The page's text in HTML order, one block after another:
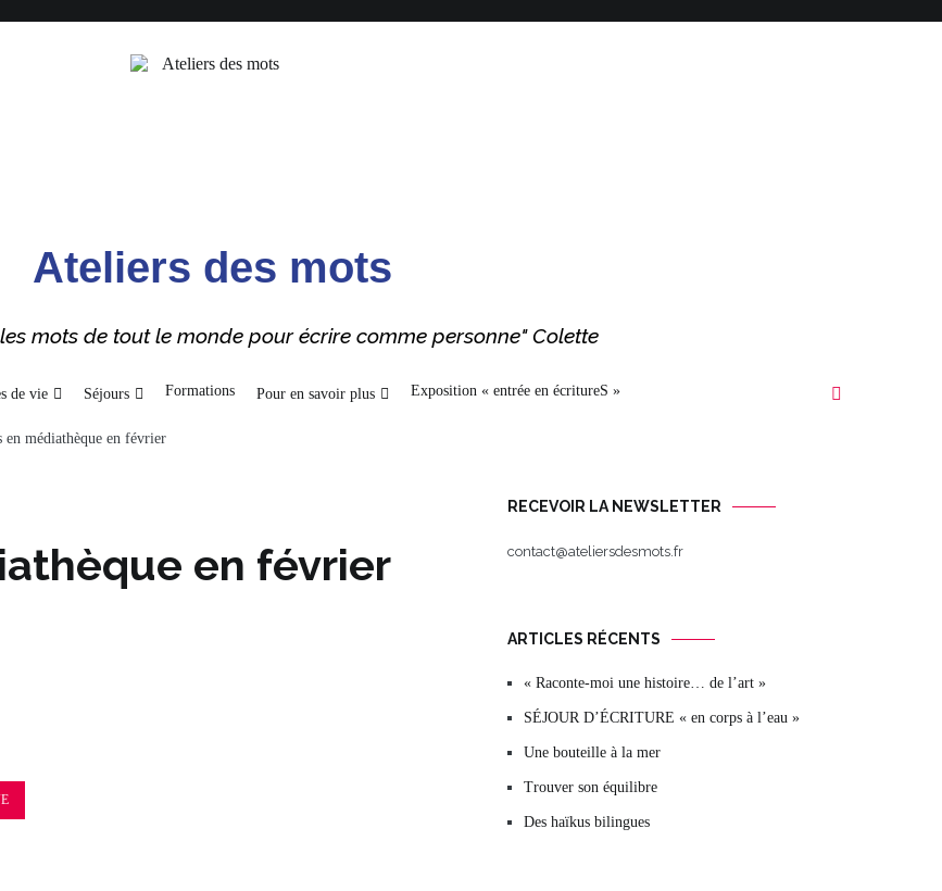
Ateliers des mots
mots de tout le monde pour écrire comme personne" Colette
de vie Séjours Formations Pour en savoir plus Exposition « entrée en écritureS »
en médiathèque en février
en février
RECEVOIR LA NEWSLETTER
contact@ateliersdesmots.fr
ARTICLES RÉCENTS
« Raconte-moi une histoire… de l’art »
SÉJOUR D’ÉCRITURE « en corps à l’eau »
Une bouteille à la mer
Trouver son équilibre
Des haïkus bilingues